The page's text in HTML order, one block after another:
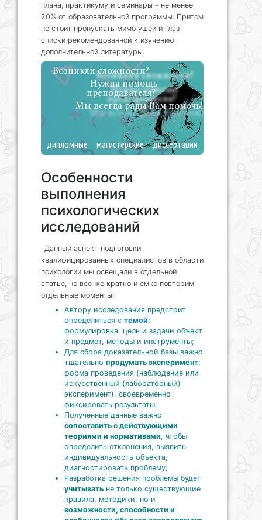
плана, практикуму и семинары – не менее
20% от образовательной программы. Притом
не стоит пропускать мимо ушей и глаз
списки рекомендованной к изучению
дополнительной литературы.
Возникли сложности?
Нужна помощь
преподавателя?
Мы всегда рады Вам помочь!
дипломные магистерские диссертации
Особенности
выполнения
психологических
исследований
Данный аспект подготовки
квалифицированных специалистов в области
психологии мы освещали в отдельной
статье, но все же кратко и емко повторим
отдельные моменты:
Автору исследования предстоит
определиться с темой:
формулировка, цель и задачи объект
и предмет, методы и инструменты;
Для сбора доказательной базы важно
тщательно продумать эксперимент:
форма проведения (наблюдение или
искусственный (лабораторный)
эксперимент), своевременно
фиксировать результаты;
Полученные данные важно
сопоставить с действующими
теориями и нормативами, чтобы
определить отклонения, выявить
индивидуальность объекта,
диагностировать проблему;
Разработка решения проблемы будет
учитывать не только существующие
правила, методики, но и
возможности, способности и